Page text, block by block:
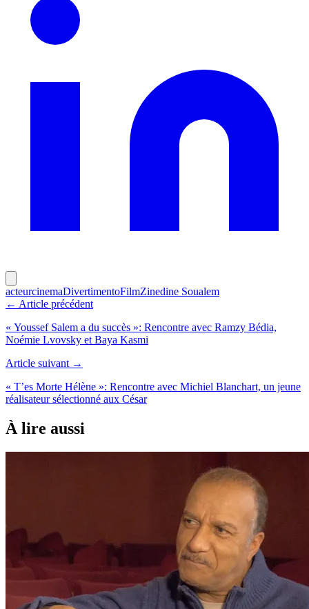
acteurcinemaDivertimentoFilmZinedine Soualem
← Article précédent
« Youssef Salem a du succès »: Rencontre avec Ramzy Bédia,
Noémie Lvovsky et Baya Kasmi
Article suivant →
« T’es Morte Hélène »: Rencontre avec Michiel Blanchart, un jeune
réalisateur sélectionné aux César
À lire aussi